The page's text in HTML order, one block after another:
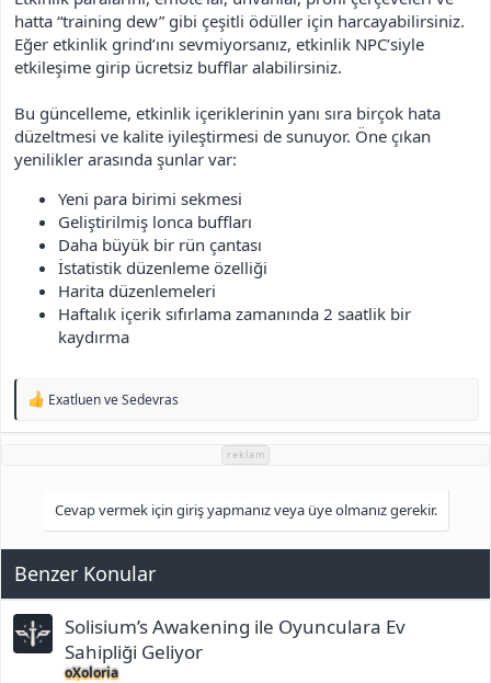
hatta “training dew” gibi çeşitli ödüller için harcayabilirsiniz.
Eğer etkinlik grind’ını sevmiyorsanız, etkinlik NPC’siyle
etkileşime girip ücretsiz bufflar alabilirsiniz.
Bu güncelleme, etkinlik içeriklerinin yanı sıra birçok hata
düzeltmesi ve kalite iyileştirmesi de sunuyor. Öne çıkan
yenilikler arasında şunlar var:
Yeni para birimi sekmesi
Geliştirilmiş lonca buffları
Daha büyük bir rün çantası
İstatistik düzenleme özelliği
Harita düzenlemeleri
Haftalık içerik sıfırlama zamanında 2 saatlik bir
kaydırma
T
p
:
ExatluenveSedevras
reklam
Cevap vermek için giriş yapmanız veya üye olmanız gerekir.
Benzer Konular
Solisium’s Awakening ile Oyunculara Ev
Sahipliği Geliyor
oXoloria